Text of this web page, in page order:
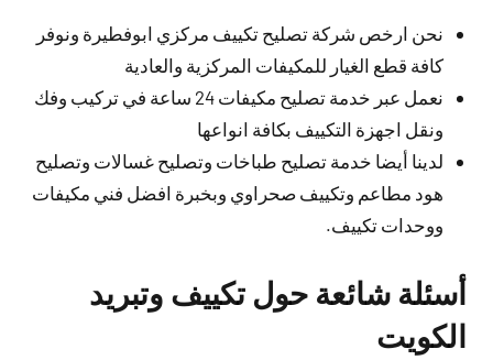
نحن ارخص شركة تصليح تكييف مركزي ابوفطيرة ونوفر
كافة قطع الغيار للمكيفات المركزية والعادية
نعمل عبر خدمة تصليح مكيفات 24 ساعة في تركيب وفك
ونقل اجهزة التكييف بكافة انواعها
لدينا أيضا خدمة تصليح طباخات وتصليح غسالات وتصليح
هود مطاعم وتكييف صحراوي وبخبرة افضل فني مكيفات
ووحدات تكييف.
أسئلة شائعة حول تكييف وتبريد
الكويت